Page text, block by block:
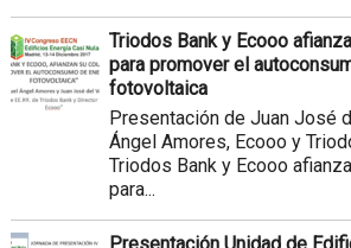
Triodos Bank y Ecooo
para promover el
fotovoltaica
Presentación de Juan José
Ángel Amores, Ecooo y
Triodos Bank y Ecooo
para...